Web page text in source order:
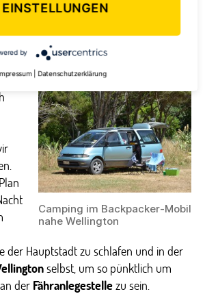
durch
Vororte
Camping im Backpacker-Mobil
nahe Wellington
der Hauptstadt zu schlafen und in der
selbst, um so pünktlich um
der Fähranlegestellezu sein.
EINSTELLUNGEN
by
Datenschutzerklärung